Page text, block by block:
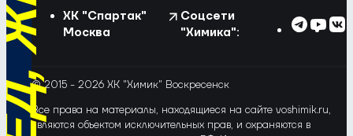
ХК "Спартак"
Москва
Соцсети
"Химика":
© 2015 - 2026 ХК "Химик" Воскресенск
Все права на материалы, находящиеся на сайте voshimik.ru,
являются объектом исключительных прав, и охраняются в